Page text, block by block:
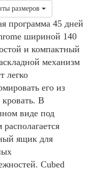
размеров
программа 45 дней
шириной 140
и компактный
механизм
легко
его из
кровать. В
виде под
располагается
ящик для
Cubed